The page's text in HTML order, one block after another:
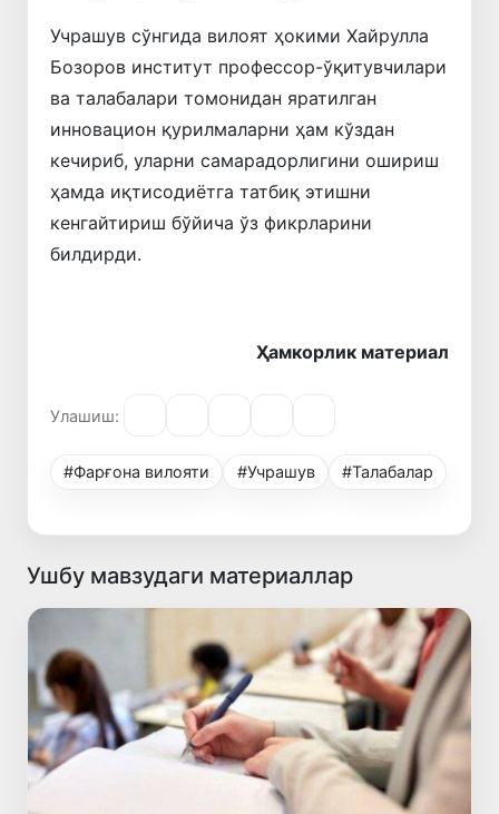
Учрашув сўнгида вилоят ҳокими Хайрулла
Бозоров институт профессор-ўқитувчилари
ва талабалари томонидан яратилган
инновацион қурилмаларни ҳам кўздан
кечириб, уларни самарадорлигини ошириш
ҳамда иқтисодиётга татбиқ этишни
кенгайтириш бўйича ўз фикрларини
билдирди.
Ҳамкорлик материал
Улашиш:
#Фарғона вилояти #Учрашув #Талабалар
Ушбу мавзудаги материаллар